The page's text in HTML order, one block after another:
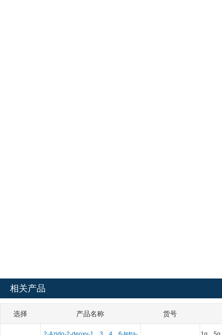
相关产品
选择 产品名称 货号